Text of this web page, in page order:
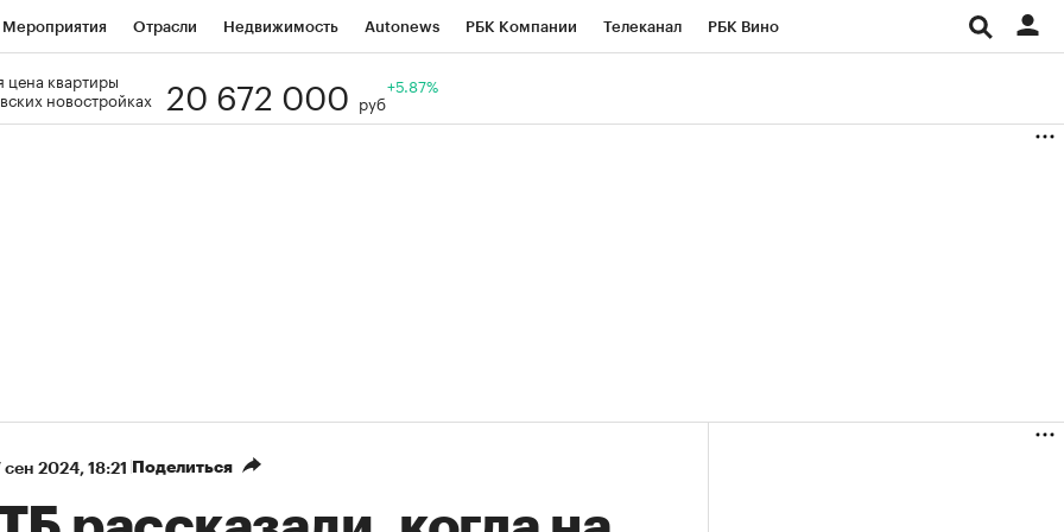
Мероприятия Отрасли Недвижимость Autonews РБК Компании Телеканал РБК Вино
Визионеры
цена квартиры
новостройках
20 672 000 руб
+5.87%
сен 2024, 18:21 Поделиться